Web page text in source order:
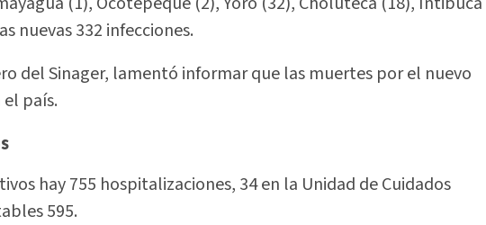
nuevas 332 infecciones.
del Sinager, lamentó informar que las muertes por el nuevo
país.
hay 755 hospitalizaciones, 34 en la Unidad de Cuidados
595.